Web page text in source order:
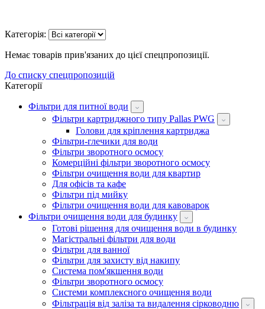
Категорія:
Немає товарів прив'язаних до цієї спецпропозиції.
До списку спецпропозицій
Категорії
Фільтри для питної води
Фільтри картриджного типу Pallas PWG
Голови для кріплення картриджа
Фільтри-глечики для води
Фільтри зворотного осмосу
Комерційні фільтри зворотного осмосу
Фільтри очищення води для квартир
Для офісів та кафе
Фільтри під мийку
Фільтри очищення води для кавоварок
Фільтри очищення води для будинку
Готові рішення для очищення води в будинку
Магістральні фільтри для води
Фільтри для ванної
Фільтри для захисту від накипу
Система пом'якшення води
Фільтри зворотного осмосу
Системи комплексного очищення води
Фільтрація від заліза та видалення сірководню